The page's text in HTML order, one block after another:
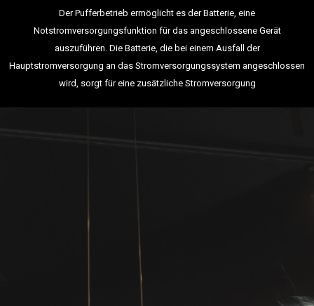
Der Pufferbetrieb ermöglicht es der Batterie, eine
Notstromversorgungsfunktion für das angeschlossene Gerät
auszuführen. Die Batterie, die bei einem Ausfall der
Hauptstromversorgung an das Stromversorgungssystem angeschlossen
wird, sorgt für eine zusätzliche Stromversorgung